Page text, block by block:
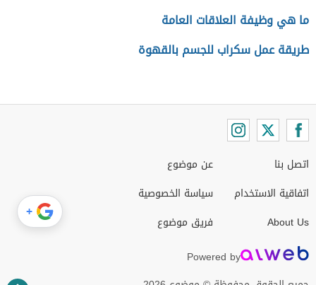
ما هي وظيفة العلاقات العامة
طريقة عمل سكراب للجسم بالقهوة
اتصل بنا
اتفاقية الاستخدام
About Us
عن موضوع
سياسة الخصوصية
فريق موضوع
Powered by
+